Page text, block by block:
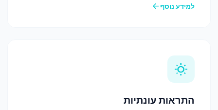
למידע נוסףarrow_back
wb_sunny
התראות עונתיות